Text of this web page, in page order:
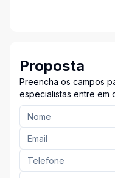
Proposta
Preencha os campos
especialistas entre em